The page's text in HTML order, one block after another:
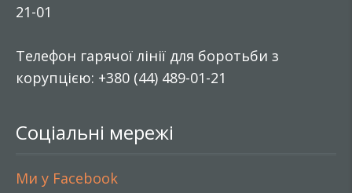
21-01
Телефон гарячої лінії для боротьби з
корупцією: +380 (44) 489-01-21
Соціальні мережі
Ми у Facebook